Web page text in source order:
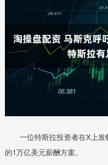
一位特斯拉投资者在X上发
的1万亿美元薪酬方案。